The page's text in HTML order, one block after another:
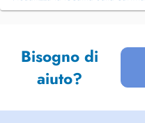
Bisogno di
aiuto?